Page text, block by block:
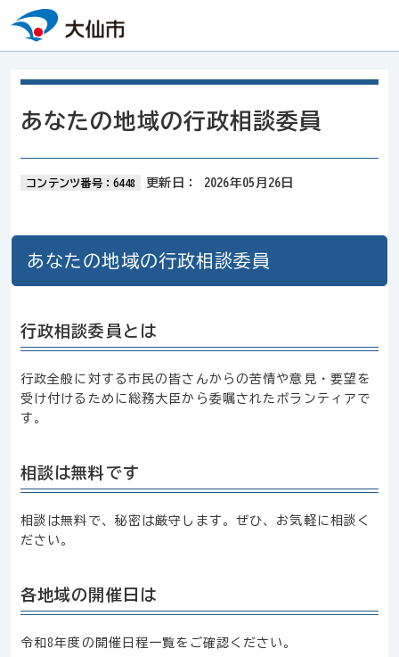
本文へスキップ
あなたの地域の行政相談委員
コンテンツ番号：6448 更新日： 2026年05月26日
あなたの地域の行政相談委員
行政相談委員とは
行政全般に対する市民の皆さんからの苦情や意見・要望を
受け付けるために総務大臣から委嘱されたボランティアで
す。
相談は無料です
相談は無料で、秘密は厳守します。ぜひ、お気軽に相談く
ださい。
各地域の開催日は
令和8年度の開催日程一覧をご確認ください。